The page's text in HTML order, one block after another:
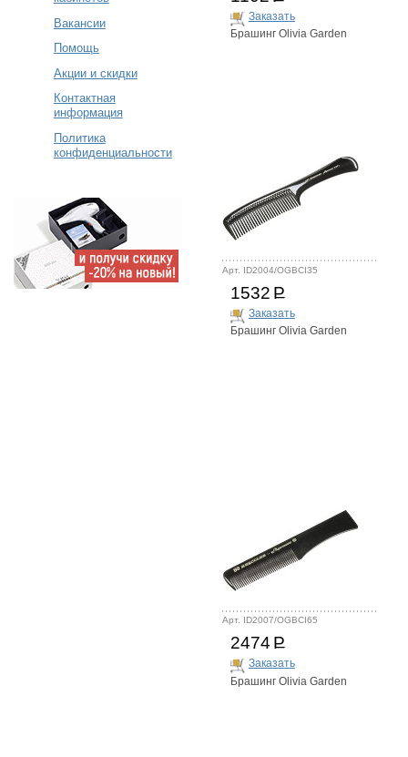
Вакансии
Помощь
Акции и скидки
Контактная
информация
Политика
конфиденциальности
Заказать
Брашинг Olivia Garden
Арт. ID2004/OGBCI35
1532 Р
Заказать
Брашинг Olivia Garden
Арт. ID2007/OGBCI65
2474 Р
Заказать
Брашинг Olivia Garden